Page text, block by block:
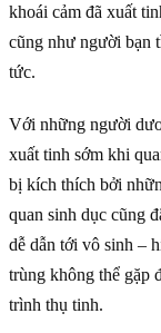
khoái cảm đã xuất
cũng như người bạn
tức.
Với những người
xuất tinh sớm khi
bị kích thích bởi
quan sinh dục cũng
dễ dẫn tới vô sinh –
trùng không thể gặp
trình thụ tinh.